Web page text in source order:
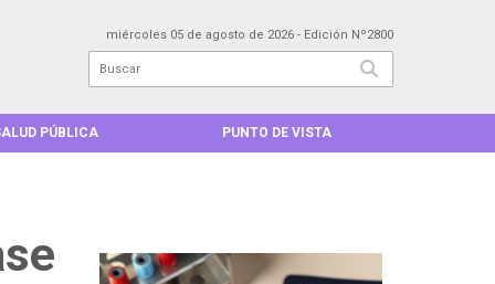
miércoles 05 de agosto de 2026 - Edición Nº2800
PÚBLICA PUNTO DE VISTA